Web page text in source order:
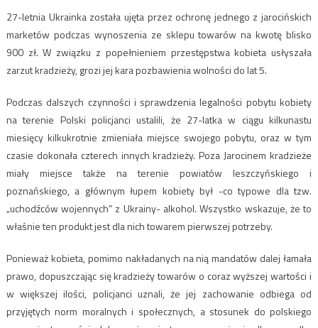
27-letnia Ukrainka została ujęta przez ochronę jednego z jarocińskich
marketów podczas wynoszenia ze sklepu towarów na kwotę blisko
900 zł. W związku z popełnieniem przestępstwa kobieta usłyszała
zarzut kradzieży, grozi jej kara pozbawienia wolności do lat 5.
Podczas dalszych czynności i sprawdzenia legalności pobytu kobiety
na terenie Polski policjanci ustalili, że 27-latka w ciągu kilkunastu
miesięcy kilkukrotnie zmieniała miejsce swojego pobytu, oraz w tym
czasie dokonała czterech innych kradzieży. Poza Jarocinem kradzieże
miały miejsce także na terenie powiatów leszczyńskiego i
poznańskiego, a głównym łupem kobiety był -co typowe dla tzw.
„uchodźców wojennych” z Ukrainy- alkohol. Wszystko wskazuje, że to
właśnie ten produkt jest dla nich towarem pierwszej potrzeby.
Ponieważ kobieta, pomimo nakładanych na nią mandatów dalej łamała
prawo, dopuszczając się kradzieży towarów o coraz wyższej wartości i
w większej ilości, policjanci uznali, że jej zachowanie odbiega od
przyjętych norm moralnych i społecznych, a stosunek do polskiego